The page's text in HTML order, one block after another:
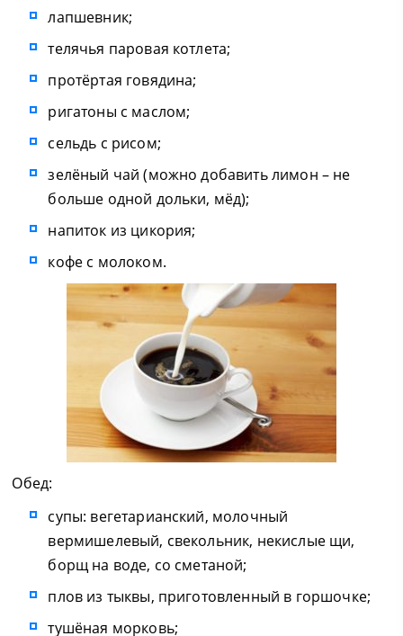
лапшевник;
телячья паровая котлета;
протёртая говядина;
ригатоны с маслом;
сельдь с рисом;
зелёный чай (можно добавить лимон – не
больше одной дольки, мёд);
напиток из цикория;
кофе с молоком.
Обед:
супы: вегетарианский, молочный
вермишелевый, свекольник, некислые щи,
борщ на воде, со сметаной;
плов из тыквы, приготовленный в горшочке;
тушёная морковь;